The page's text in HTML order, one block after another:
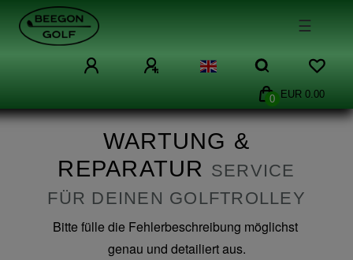
☰
0 EUR 0.00
WARTUNG &
REPARATUR SERVICE
FÜR DEINEN GOLFTROLLEY
Bitte fülle die Fehlerbeschreibung möglichst
genau und detailiert aus.